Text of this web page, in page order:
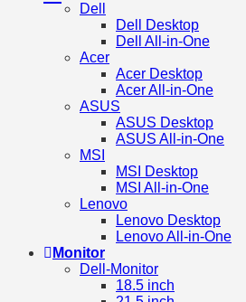
Dell
Dell Desktop
Dell All-in-One
Acer
Acer Desktop
Acer All-in-One
ASUS
ASUS Desktop
ASUS All-in-One
MSI
MSI Desktop
MSI All-in-One
Lenovo
Lenovo Desktop
Lenovo All-in-One
Monitor
Dell-Monitor
18.5 inch